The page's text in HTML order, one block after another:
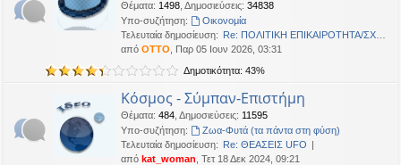
Καλώστονε. Είναι υπό κατοχή στο καθεστώς ΝΔ.
Δευ 16 Φεβ 2026, 18:20
Δευ 16 Φεβ 2026, 02:33
Γεια χαρά. καλέ, πού πήγαν οι κόσμοι;
BlueAngel Πέμ 29 Ιαν 2026, 22:08
likes this message
Θέματα: 1498 Δημοσιεύσεις: 34838
Υπο-συζήτηση:
Oικονομία
Τελευταία δημοσίευση: Re: ΠΟΛΙΤΙΚΗ ΕΠΙΚΑΙΡΟΤΗΤΑ/ΣΧΟ…
από OTTO , Παρ 05 Ιουν 2026, 03:31
Δημοτικότητα: 43%
Κόσμος - Σύμπαν-Επιστήμη
Θέματα: 484 Δημοσιεύσεις: 11595
Υπο-συζήτηση:
Ζωα-Φυτά (τα πάντα στη φύση)
Τελευταία δημοσίευση: Re: ΘΕΑΣΕΙΣ UFO
από kat_woman , Τετ 18 Δεκ 2024, 09:21